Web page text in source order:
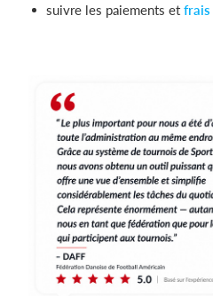
suivre les paiements et frais